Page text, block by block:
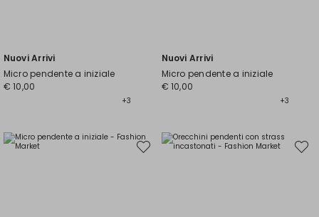
Nuovi Arrivi
Micro pendente a iniziale
€ 10,00
+3
Nuovi Arrivi
Micro pendente a iniziale
€ 10,00
+3
Sposta